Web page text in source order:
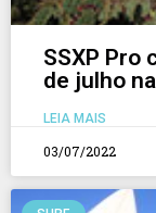
SSXP Pro
de julho
LEIA MAIS
03/07/2022